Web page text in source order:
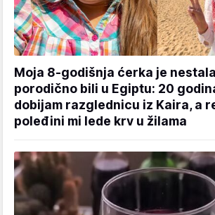
Moja 8-godišnja ćerka je
porodično bili u Egiptu: 20
dobijam razglednicu iz Kaira, a
poleđini mi lede krv u žilama